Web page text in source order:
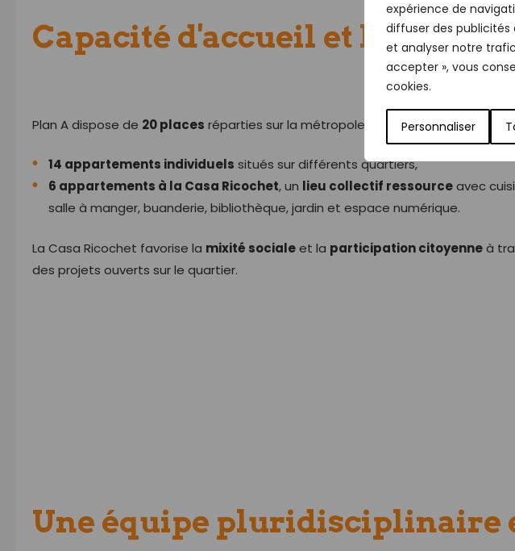
expérience de
diffuser des publicités
et analyser notre
accepter », vous
cookies.
Personnaliser
Capacité d'accueil et lieux de
Plan A dispose de 20 places réparties sur la métropole de Lyon :
14 appartements individuels situés sur différents quartiers,
6 appartements à la Casa Ricochet, un lieu collectif ressourceavec
salle à manger, buanderie, bibliothèque, jardin et espace numérique.
La Casa Ricochet favorise la mixité socialeet la participation citoyenneà
des projets ouverts sur le quartier.
Une équipe pluridisciplinaire